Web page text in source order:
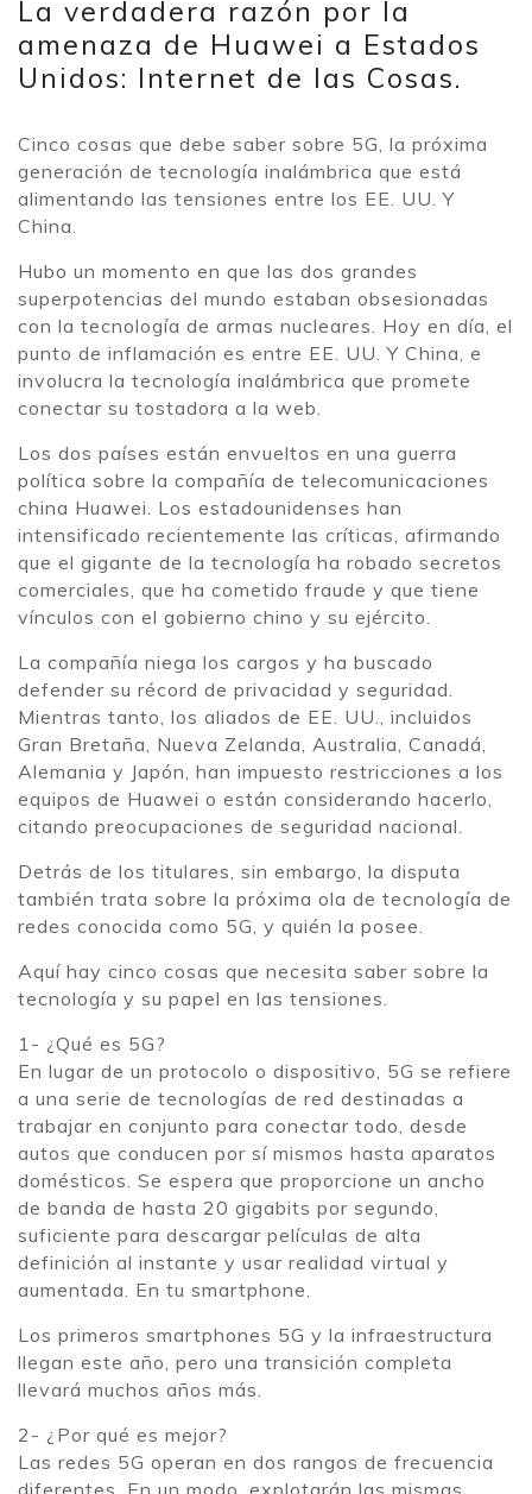
La verdadera razón por la
amenaza de Huawei a Estados
Unidos: Internet de las Cosas.
Cinco cosas que debe saber sobre 5G, la próxima
generación de tecnología inalámbrica que está
alimentando las tensiones entre los EE. UU. Y
China.
Hubo un momento en que las dos grandes
superpotencias del mundo estaban obsesionadas
con la tecnología de armas nucleares. Hoy en día, el
punto de inflamación es entre EE. UU. Y China, e
involucra la tecnología inalámbrica que promete
conectar su tostadora a la web.
Los dos países están envueltos en una guerra
política sobre la compañía de telecomunicaciones
china Huawei. Los estadounidenses han
intensificado recientemente las críticas, afirmando
que el gigante de la tecnología ha robado secretos
comerciales, que ha cometido fraude y que tiene
vínculos con el gobierno chino y su ejército.
La compañía niega los cargos y ha buscado
defender su récord de privacidad y seguridad.
Mientras tanto, los aliados de EE. UU., incluidos
Gran Bretaña, Nueva Zelanda, Australia, Canadá,
Alemania y Japón, han impuesto restricciones a los
equipos de Huawei o están considerando hacerlo,
citando preocupaciones de seguridad nacional.
Detrás de los titulares, sin embargo, la disputa
también trata sobre la próxima ola de tecnología de
redes conocida como 5G, y quién la posee.
Aquí hay cinco cosas que necesita saber sobre la
tecnología y su papel en las tensiones.
1- ¿Qué es 5G?
En lugar de un protocolo o dispositivo, 5G se refiere
a una serie de tecnologías de red destinadas a
trabajar en conjunto para conectar todo, desde
autos que conducen por sí mismos hasta aparatos
domésticos. Se espera que proporcione un ancho
de banda de hasta 20 gigabits por segundo,
suficiente para descargar películas de alta
definición al instante y usar realidad virtual y
aumentada. En tu smartphone.
Los primeros smartphones 5G y la infraestructura
llegan este año, pero una transición completa
llevará muchos años más.
2- ¿Por qué es mejor?
Las redes 5G operan en dos rangos de frecuencia
diferentes. En un modo, explotarán las mismas